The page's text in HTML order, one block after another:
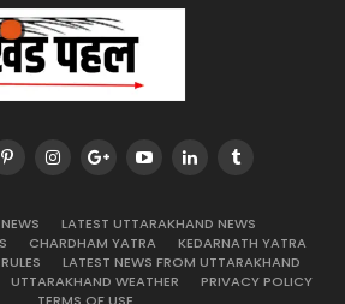
LATEST UTTARAKHAND NEWS
CHARDHAM YATRA
KEDARNATH YATRA
LATEST NEWS FROM UTTARAKHAND
UTTARAKHAND WEATHER
PRIVACY POLICY